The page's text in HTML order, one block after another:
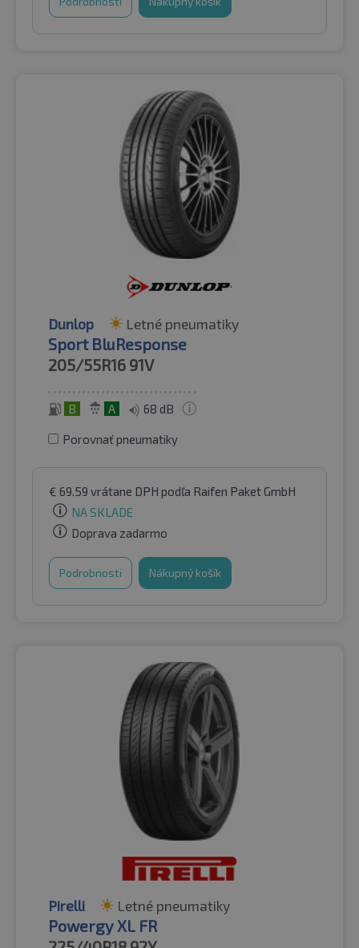
Dunlop Letné pneumatiky
Sport BluResponse
205/55R16 91V
B A 68 dB
Porovnať pneumatiky
€ 69.59 vrátane DPH podľa Raifen Paket GmbH
NA SKLADE
Doprava zadarmo
Podrobnosti Nákupný košík
Pirelli Letné pneumatiky
Powergy XL FR